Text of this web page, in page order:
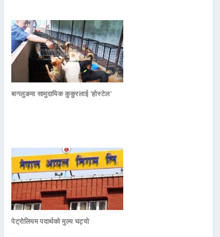
बागलुङमा सामुदायिक कुकुरलाई ‘होस्टेल’
पेट्रोलियम पदार्थको मुल्य घट्यो